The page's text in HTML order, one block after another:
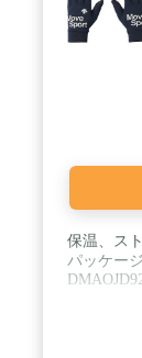
保温、ス
パッケー